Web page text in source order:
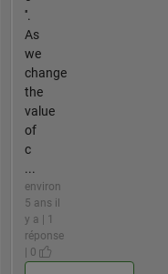
''.
As
we
change
the
value
of
c
...
environ
5 ans il
y a | 1
réponse
| 0